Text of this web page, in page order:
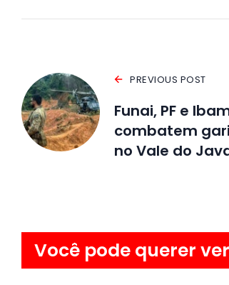
PREVIOUS POST
Funai, PF e
combatem
no Vale do
Você pode querer ver